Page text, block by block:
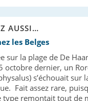
AUSSI…
les Belges
sur la plage de De
octobre dernier, un
s’échouait sur
Fait assez rare,
type remontait tout de